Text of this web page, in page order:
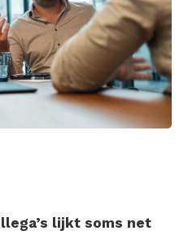
lijkt soms net